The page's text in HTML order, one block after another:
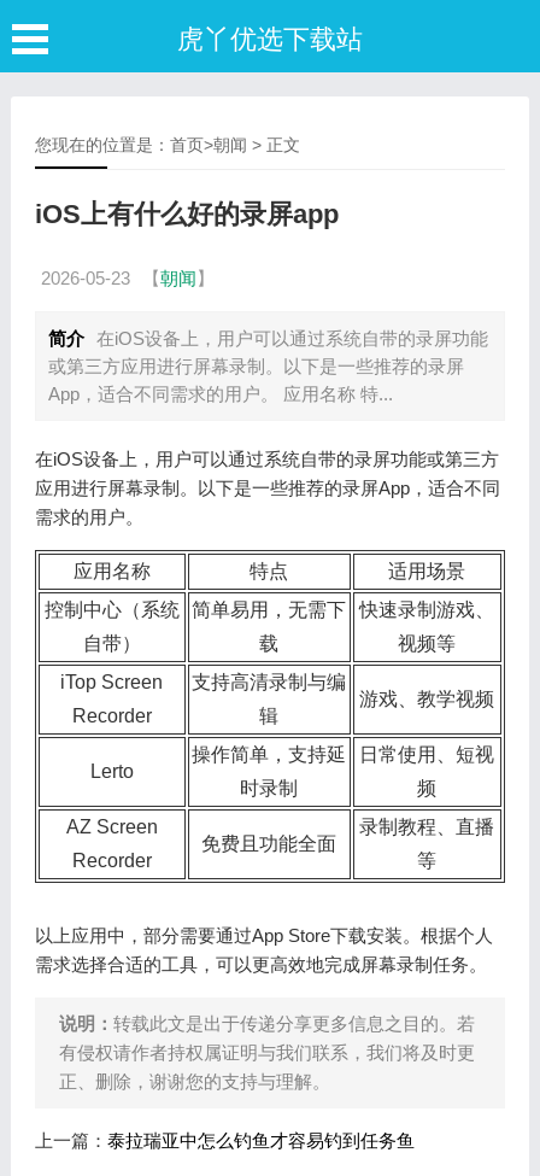
虎丫优选下载站
您现在的位置是： 首页>朝闻 > 正文
iOS上有什么好的录屏app
2026-05-23 【朝闻】
简介 在iOS设备上，用户可以通过系统自带的录屏功能
或第三方应用进行屏幕录制。以下是一些推荐的录屏
App，适合不同需求的用户。 应用名称 特...
在iOS设备上，用户可以通过系统自带的录屏功能或第三方
应用进行屏幕录制。以下是一些推荐的录屏App，适合不同
需求的用户。
应用名称 特点
适用场景
控制中心（系统
自带）
简单易用，无需下
载
快速录制游戏、
视频等
iTop Screen
Recorder
支持高清录制与编
辑
游戏、教学视频
Lerto
操作简单，支持延
时录制
日常使用、短视
频
AZ Screen
Recorder
免费且功能全面
录制教程、直播
等
以上应用中，部分需要通过App Store下载安装。根据个人
需求选择合适的工具，可以更高效地完成屏幕录制任务。
说明： 转载此文是出于传递分享更多信息之目的。若
有侵权请作者持权属证明与我们联系，我们将及时更
正、删除，谢谢您的支持与理解。
上一篇： 泰拉瑞亚中怎么钓鱼才容易钓到任务鱼